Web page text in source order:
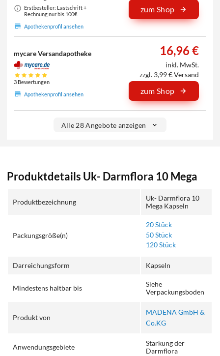
Erstbesteller: Lastschrift +
Rechnung nur bis 100€
Apothekenprofil ansehen
zum Shop
mycare Versandapotheke
3 Bewertungen
Apothekenprofil ansehen
16,96 €
inkl. MwSt.
zzgl. 3,99 € Versand
zum Shop
Alle 28 Angebote anzeigen
Produktdetails Uk- Darmflora 10 Mega
Produktbezeichnung
Uk- Darmflora 10
Mega Kapseln
Packungsgröße(n)
20 Stück
50 Stück
120 Stück
Darreichungsform Kapseln
Mindestens haltbar bis
Siehe
Verpackungsboden
Produkt von
MADENA GmbH &
Co.KG
Anwendungsgebiete
Stärkung der
Darmflora